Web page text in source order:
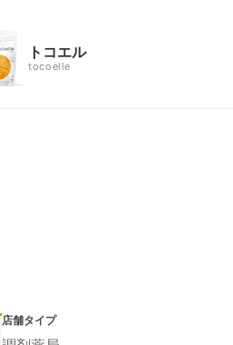
トコエル
tocoelle
店舗タイプ